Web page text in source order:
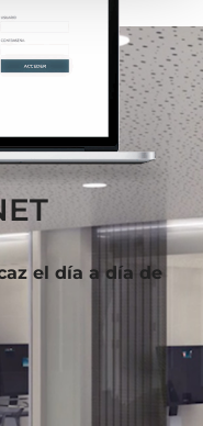
el día a día de